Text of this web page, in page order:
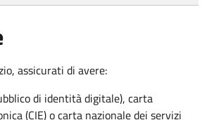
assicurati di avere:
di identità digitale), carta
(CIE) o carta nazionale dei servizi